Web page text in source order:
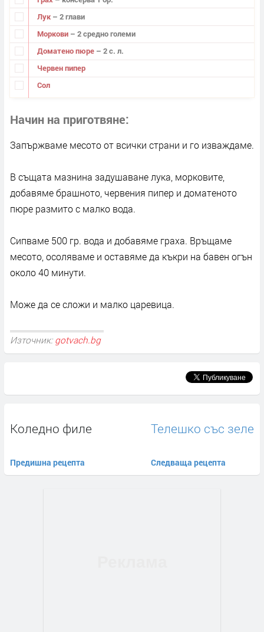
Лук – 2 глави
Моркови – 2 средно големи
Доматено пюре – 2 с. л.
Червен пипер
Сол
Начин на приготвяне
Запържваме месото от всички страни и го изваждаме.
В същата мазнина задушаване лука, морковите,
добавяме брашното, червения пипер и доматеното
пюре размито с малко вода.
Сипваме 500 гр. вода и добавяме граха. Връщаме
месото, осоляваме и оставяме да къкри на бавен огън
около 40 минути.
Може да се сложи и малко царевица.
Източник: gotvach.bg
Коледно филе
Предишна рецепта
Телешко със зеле
Следваща рецепта